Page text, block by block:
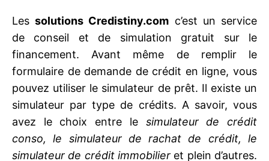
Lessolutions Credistiny.com c’est un service
de conseil et de simulation gratuit sur le
financement. Avant même de remplir le
formulaire de demande de crédit en ligne, vous
pouvez utiliser le simulateur de prêt. Il existe un
simulateur par type de crédits. A savoir, vous
avez le choix entre le simulateur de crédit
conso, le simulateur de rachat de crédit, le
simulateur de crédit immobilier et plein d’autres.